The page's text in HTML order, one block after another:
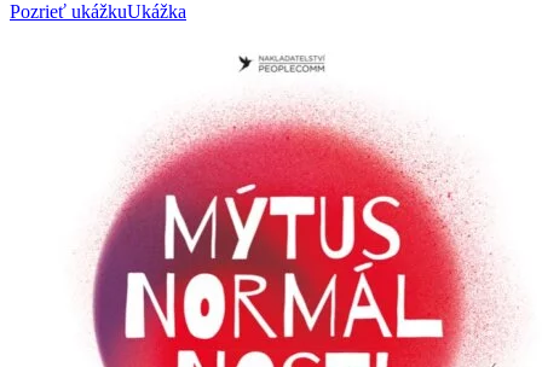
Pozrieť ukážkuUkážka